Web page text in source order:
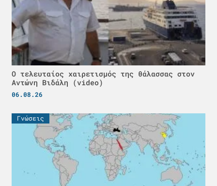
Ο τελευταίος χαιρετισμός της θάλασσας στον
Αντώνη Βιδάλη (video)
06.08.26
Γνώσεις